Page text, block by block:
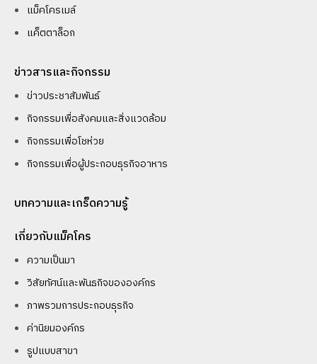
แม็คโครเมล์
แค็ตตาล็อก
ข่าวสารและกิจกรรม
ข่าวประชาสัมพันธ์
กิจกรรมเพื่อสังคมและสิ่งแวดล้อม
กิจกรรมเพื่อโชห่วย
กิจกรรมเพื่อผู้ประกอบธุรกิจอาหาร
บทความและเกร็ดความรู้
เกี่ยวกับแม็คโคร
ความเป็นมา
วิสัยทัศน์และพันธกิจขององค์กร
ภาพรวมการประกอบธุรกิจ
ค่านิยมองค์กร
รูปแบบสาขา